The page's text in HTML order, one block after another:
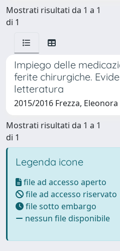
Mostrati risultati da 1 a 1
di 1
Impiego delle
ferite chirurgiche.
letteratura
2015/2016 Frezza, Eleonora
Mostrati risultati da 1 a 1
di 1
Legenda icone
file ad accesso aperto
file ad accesso riservato
file sotto embargo
nessun file disponibile